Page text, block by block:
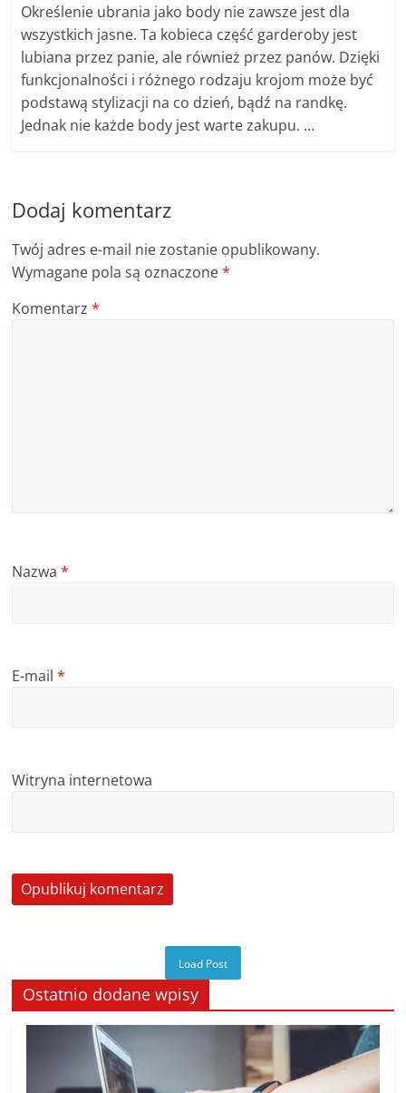
Określenie ubrania jako body nie zawsze jest dla
wszystkich jasne. Ta kobieca część garderoby jest
lubiana przez panie, ale również przez panów. Dzięki
funkcjonalności i różnego rodzaju krojom może być
podstawą stylizacji na co dzień, bądź na randkę.
Jednak nie każde body jest warte zakupu. …
Dodaj komentarz
Twój adres e-mail nie zostanie opublikowany.
Wymagane pola są oznaczone*
Komentarz*
Nazwa*
E-mail*
Witryna internetowa
Load Post
Ostatnio dodane wpisy